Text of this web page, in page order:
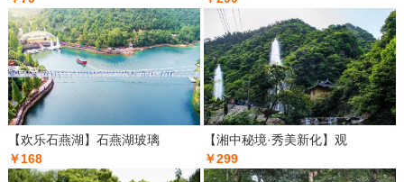
【欢乐石燕湖】石燕湖玻璃
￥168
【湘中秘境·秀美新化】观
￥299